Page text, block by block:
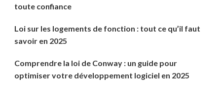
toute confiance
Loi sur les logements de fonction : tout ce qu’il faut
savoir en 2025
Comprendre la loi de Conway : un guide pour
optimiser votre développement logiciel en 2025